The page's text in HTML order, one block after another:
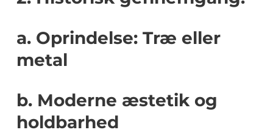
a. Oprindelse: Træ eller
metal
b. Moderne æstetik og
holdbarhed